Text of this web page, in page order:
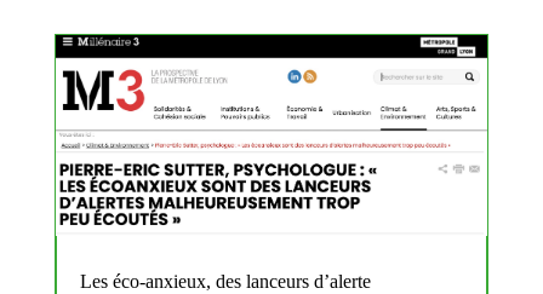
Les éco-anxieux, des lanceurs d’alerte